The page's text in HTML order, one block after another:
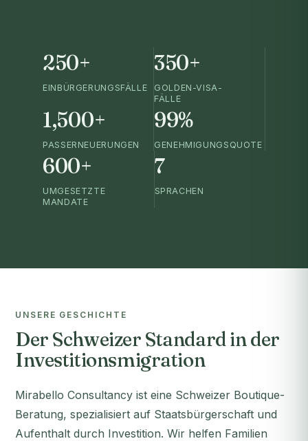
250+
EINBÜRGERUNGSFÄLLE
350+
GOLDEN-VISA-
FÄLLE
1,500+
PASSERNEUERUNGEN
99%
GENEHMIGUNGSQUOTE
600+
UMGESETZTE
MANDATE
7
SPRACHEN
UNSERE GESCHICHTE
Der Schweizer Standard in der
Investitionsmigration
Mirabello Consultancy ist eine Schweizer Boutique-
Beratung, spezialisiert auf Staatsbürgerschaft und
Aufenthalt durch Investition. Wir helfen Familien